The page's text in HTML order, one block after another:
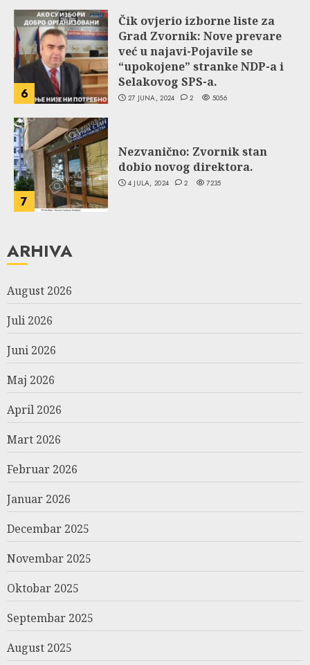
6
Čik ovjerio izborne liste za
Grad Zvornik: Nove prevare
već u najavi-Pojavile se
“upokojene” stranke NDP-a i
Selakovog SPS-a.
27 JUNA, 2024 2 5056
7
Nezvanično: Zvornik stan
dobio novog direktora.
4 JULA, 2024 2 7235
ARHIVA
August 2026
Juli 2026
Juni 2026
Maj 2026
April 2026
Mart 2026
Februar 2026
Januar 2026
Decembar 2025
Novembar 2025
Oktobar 2025
Septembar 2025
August 2025